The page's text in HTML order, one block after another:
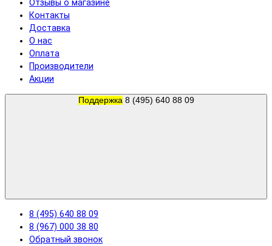
Отзывы о магазине
Контакты
Доставка
О нас
Оплата
Производители
Акции
Поддержка 8 (495) 640 88 09
8 (495) 640 88 09
8 (967) 000 38 80
Обратный звонок